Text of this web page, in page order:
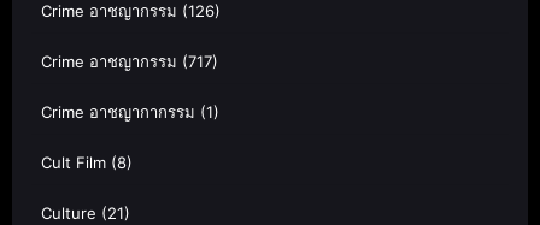
Crime อาชญากรรม (126)
Crime อาชญากรรม (717)
Crime อาชญากากรรม (1)
Cult Film (8)
Culture (21)